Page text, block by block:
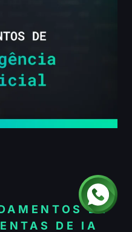
DE
DE IA